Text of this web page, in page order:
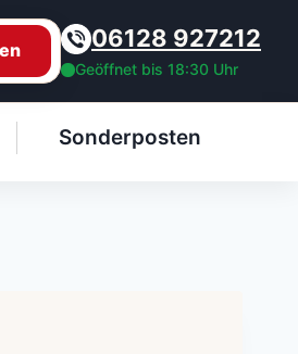
06128 927212
Geöffnet bis 18:30 Uhr
Sonderposten